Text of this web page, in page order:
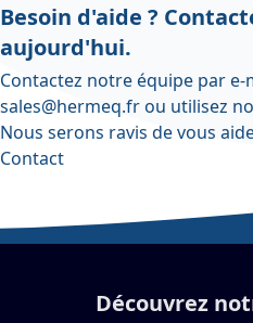
Besoin d'aide ?
aujourd'hui.
Contactez notre équipe par e-
sales@hermeq.frou utilisez
Nous serons ravis de vous
Contact
Découvrez